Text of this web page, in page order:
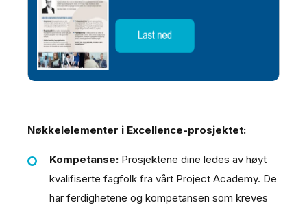
Nøkkelelementer i Excellence-prosjektet:
Kompetanse: Prosjektene dine ledes av høyt
kvalifiserte fagfolk fra vårt Project Academy. De
har ferdighetene og kompetansen som kreves